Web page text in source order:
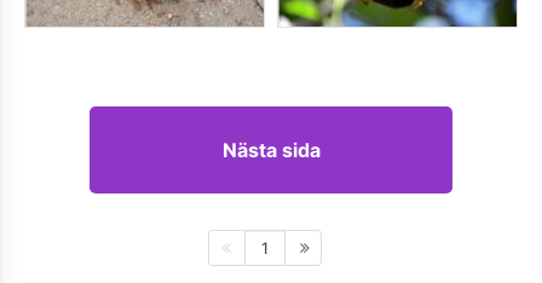
Nästa sida
1